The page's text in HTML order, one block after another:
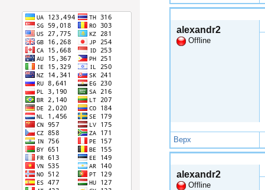
alexandr2
Offline
Верх
alexandr2
Offline